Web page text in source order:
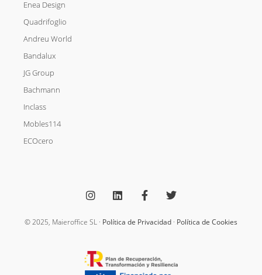
Enea Design
Quadrifoglio
Andreu World
Bandalux
JG Group
Bachmann
Inclass
Mobles114
ECOcero
s
t
g
m
n
k
d
c
e
o
-
f
i
t
e
© 2025, Maieroffice SL · Política de Privacidad · Política de Cookies